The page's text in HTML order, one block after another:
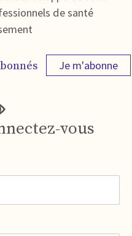
de santé
Je m'abonne
vous